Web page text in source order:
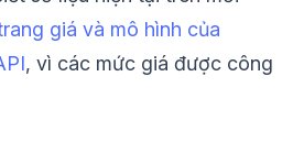
giá và mô hình của
, vì các mức giá được công